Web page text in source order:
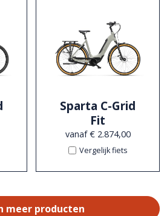
Sparta C-Grid
Fit
vanaf € 2.874,00
Vergelijk fiets
meer producten